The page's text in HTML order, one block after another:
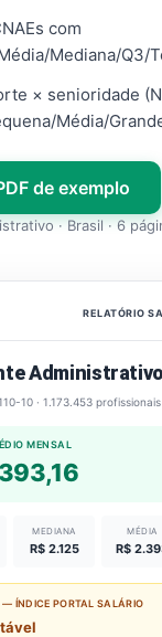
com
Mediana/Q3/
× senioridade
Média/
de exemplo
· Brasil · 6
RELATÓRIO
Administrativo
10 · 1.173.453 profissionais
MENSAL
MEDIANA
R$ 2.125
MÉDIA
R$
— ÍNDICE PORTAL SALÁRIO